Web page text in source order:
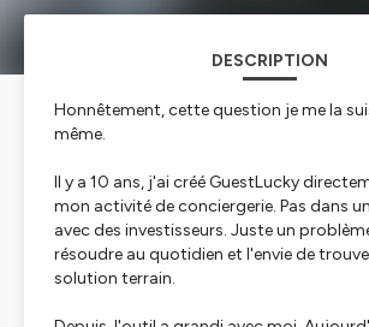
DESCRIPTION
Honnêtement, cette question je me la
même.
Il y a 10 ans, j'ai créé GuestLucky
mon activité de conciergerie. Pas dans
avec des investisseurs. Juste un
résoudre au quotidien et l'envie de
solution terrain.